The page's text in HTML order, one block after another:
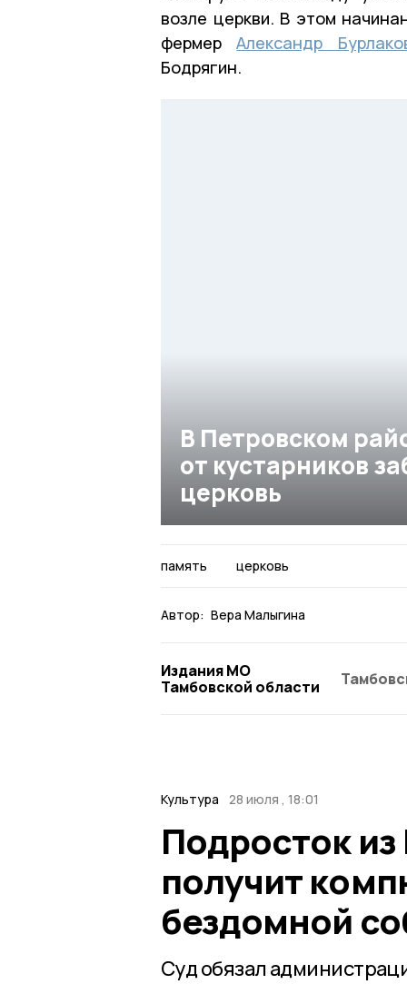
возле церкви. В этом
фермерАлександр
Бодрягин.
В Петровском
от кустарников
церковь
память церковь
Автор: Вера Малыгина
Издания МО
Тамбовской области
Культура 28 июля , 18:01
Подросток из
получит
бездомной
Суд обязал